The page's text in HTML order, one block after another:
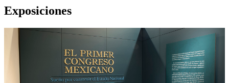
Exposiciones